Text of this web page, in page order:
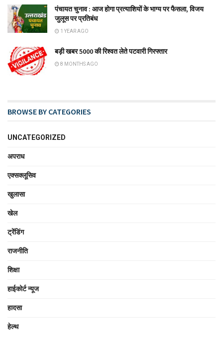
पंचायत चुनाव : आज होगा प्रत्याशियों के भाग्य पर फैसला, विजय
जुलूस पर प्रतिबंध
1 YEAR AGO
बड़ी खबर 5000 की रिश्वत लेते पटवारी गिरफ्तार
8 MONTHS AGO
BROWSE BY CATEGORIES
UNCATEGORIZED
अपराध
एक्सक्लूसिव
खुलासा
खेल
ट्रेंडिंग
राजनीति
शिक्षा
हाईकोर्ट न्यूज
हादसा
हेल्थ